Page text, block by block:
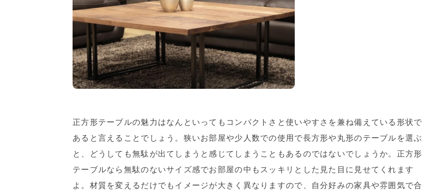
正方形テーブルの魅力はなんといってもコンパクトさと使いやすさを兼ね備えている形状で
あると言えることでしょう。狭いお部屋や少人数での使用で長方形や丸形のテーブルを選ぶ
と、どうしても無駄が出てしまうと感じてしまうこともあるのではないでしょうか。正方形
テーブルなら無駄のないサイズ感でお部屋の中もスッキリとした見た目に見せてくれます
よ。材質を変えるだけでもイメージが大きく異なりますので、自分好みの家具や雰囲気で合